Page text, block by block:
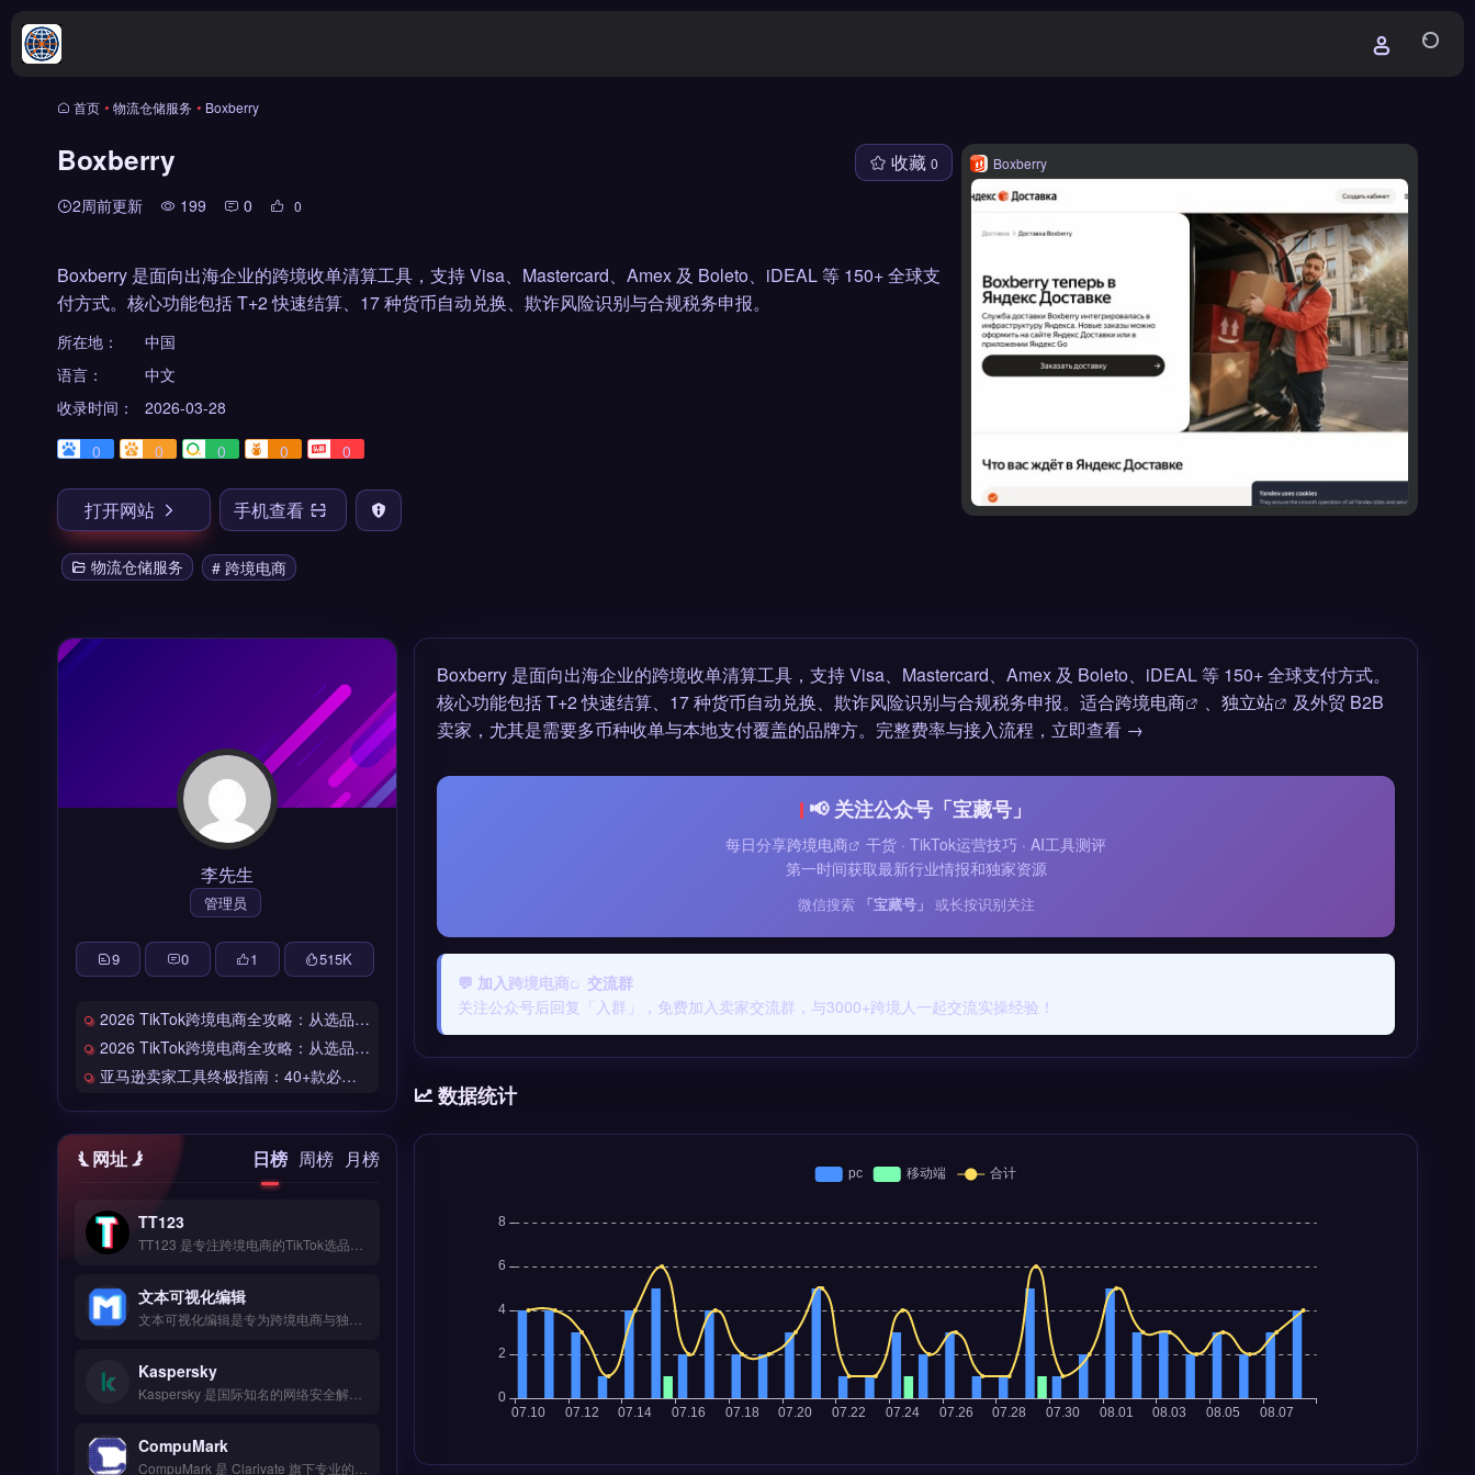
首页 • 物流仓储服务 • Boxberry
Boxberry
2周前更新 199 0 0
收藏 0
Boxberry 是面向出海企业的跨境收单清算工具，支持 Visa、Mastercard、Amex 及 Boleto、iDEAL 等 150+ 全球支
付方式。核心功能包括 T+2 快速结算、17 种货币自动兑换、欺诈风险识别与合规税务申报。
所在地：
中国
语言：
中文
收录时间：
2026-03-28
0
0 0 0 0
打开网站 手机查看
物流仓储服务 # 跨境电商
Boxberry
Boxberry 是面向出海企业的跨境收单清算工具，支持 Visa、Mastercard、Amex 及 Boleto、iDEAL 等 150+ 全球支付方式。
核心功能包括 T+2 快速结算、17 种货币自动兑换、欺诈风险识别与合规税务申报。适合跨境电商 、 独立站
及外贸 B2B
卖家，尤其是需要多币种收单与本地支付覆盖的品牌方。完整费率与接入流程，立即查看 →
📢 关注公众号「宝藏号」
每日分享跨境电商
干货 · TikTok运营技巧 · AI工具测评
第一时间获取最新行业情报和独家资源
微信搜索 「宝藏号」 或长按识别关注
💬 加入跨境电商
交流群
关注公众号后回复「入群」，免费加入卖家交流群，与3000+跨境人一起交流实操经验！
数据统计
李先生
管理员
9 0 1 515K
2026 TikTok跨境电商全攻略：从选品到爆单的完整工具链
2026 TikTok跨境电商全攻略：从选品到爆单的完整工具链
亚马逊卖家工具终极指南：40+款必备工具全链路解析
网址 日榜 周榜 月榜
TT123
文本可视化编辑
Kaspersky
CompuMark